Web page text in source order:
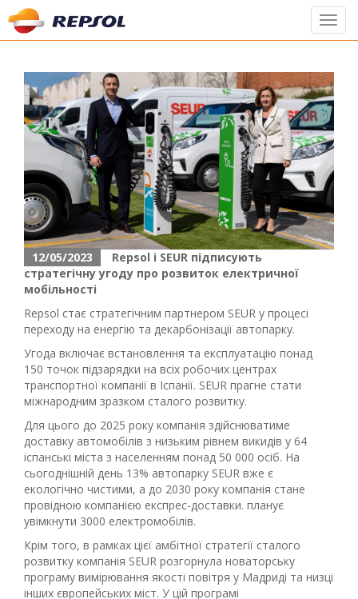
12/05/2023
Repsol і SEUR підписують
стратегічну угоду про розвиток електричної
мобільності
Repsol стає стратегічним партнером SEUR у процесі
переходу на енергію та декарбонізації автопарку.
Угода включає встановлення та експлуатацію понад
150 точок підзарядки на всіх робочих центрах
транспортної компанії в Іспанії. SEUR прагне стати
міжнародним зразком сталого розвитку.
Для цього до 2025 року компанія здійснюватиме
доставку автомобілів з низьким рівнем викидів у 64
іспанські міста з населенням понад 50 000 осіб. На
сьогоднішній день 13% автопарку SEUR вже є
екологічно чистими, а до 2030 року компанія стане
провідною компанією експрес-доставки. планує
увімкнути 3000 електромобілів.
Крім того, в рамках цієї амбітної стратегії сталого
розвитку компанія SEUR розгорнула новаторську
програму вимірювання якості повітря у Мадриді та низці
інших європейських міст. У цій програмі